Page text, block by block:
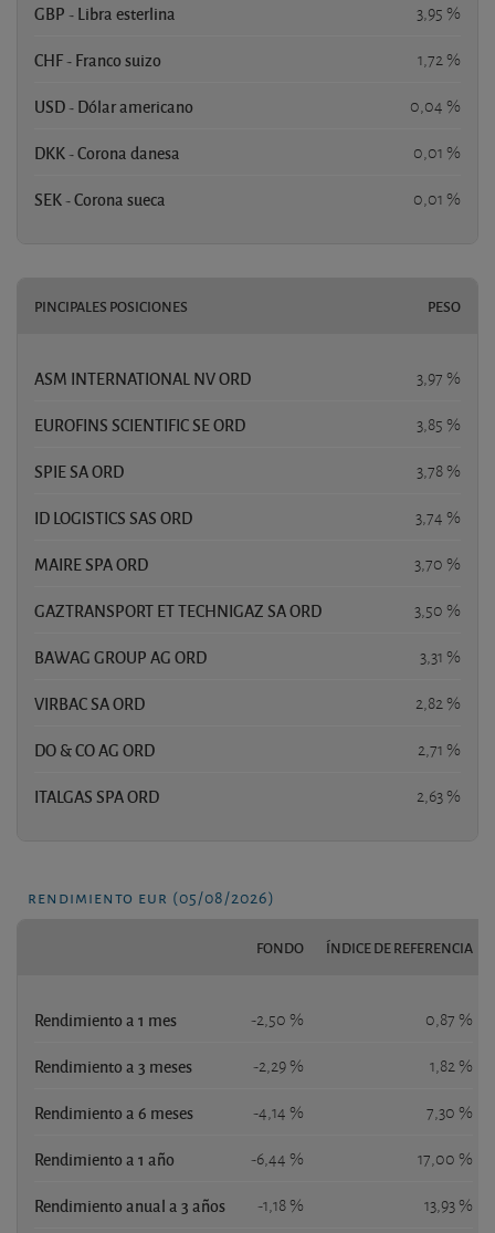
GBP - Libra esterlina 3,95 %
CHF - Franco suizo 1,72 %
USD - Dólar americano 0,04 %
DKK - Corona danesa 0,01 %
SEK - Corona sueca 0,01 %
PINCIPALES POSICIONES PESO
ASM INTERNATIONAL NV ORD 3,97 %
EUROFINS SCIENTIFIC SE ORD 3,85 %
SPIE SA ORD 3,78 %
ID LOGISTICS SAS ORD 3,74 %
MAIRE SPA ORD 3,70 %
GAZTRANSPORT ET TECHNIGAZ SA ORD 3,50 %
BAWAG GROUP AG ORD 3,31 %
VIRBAC SA ORD 2,82 %
DO & CO AG ORD 2,71 %
ITALGAS SPA ORD 2,63 %
rendimiento eur (05/08/2026)
FONDO ÍNDICE DE REFERENCIA
Rendimiento a 1 mes -2,50 % 0,87 %
Rendimiento a 3 meses -2,29 % 1,82 %
Rendimiento a 6 meses -4,14 % 7,30 %
Rendimiento a 1 año -6,44 % 17,00 %
Rendimiento anual a 3 años -1,18 % 13,93 %